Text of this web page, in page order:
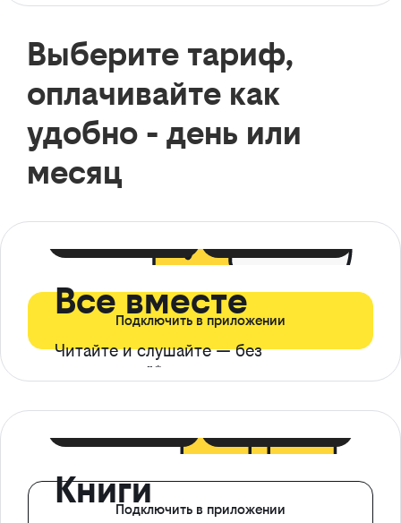
Выберите тариф,
оплачивайте как
удобно - день или
месяц
Все вместе
Читайте и слушайте — без
ограничений*
Подключить в приложении
КнигиПодключить в приложении